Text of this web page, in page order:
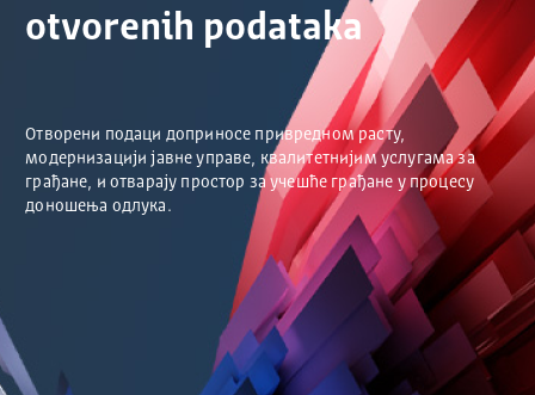
otvorenih podataka
Отворени подаци доприносе привредном расту,
модернизацији јавне управе, квалитетнијим услугама за
грађане, и отварају простор за учешће грађане у процесу
доношења одлука.